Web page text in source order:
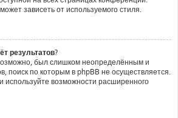
зависеть от используемого стиля.
результатов?
был слишком неопределённым и
поиск по которым в phpBB не осуществляется.
используйте возможности расширенного